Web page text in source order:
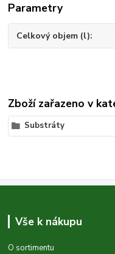
Parametry
Celkový objem (l)
Zboží zařazeno v
Substráty
Vše k nákupu
O sortimentu